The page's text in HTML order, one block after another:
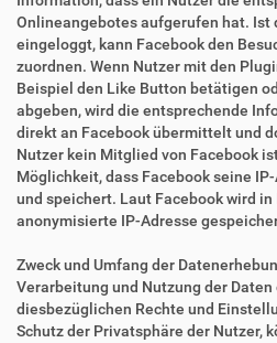
Onlineangebotes aufgerufen hat. Ist
eingeloggt, kann Facebook den
zuordnen. Wenn Nutzer mit den
Beispiel den Like Button betätigen
abgeben, wird die entsprechende
direkt an Facebook übermittelt und
Nutzer kein Mitglied von Facebook
Möglichkeit, dass Facebook seine
und speichert. Laut Facebook wird
anonymisierte IP-Adresse
Zweck und Umfang der
Verarbeitung und Nutzung der
diesbezüglichen Rechte und
Schutz der Privatsphäre der Nutzer,